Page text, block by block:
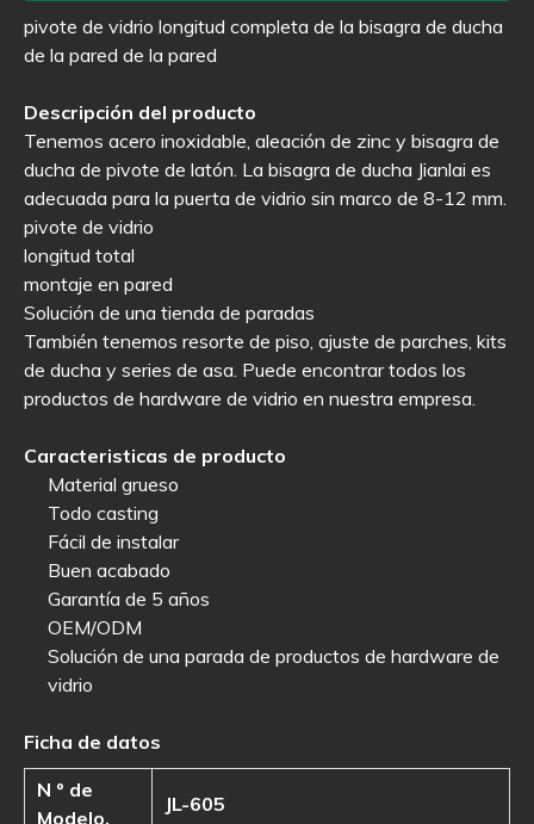
pivote de vidrio longitud completa de la bisagra de ducha
de la pared de la pared
Descripción del producto
Tenemos acero inoxidable, aleación de zinc y bisagra de
ducha de pivote de latón. La bisagra de ducha Jianlai es
adecuada para la puerta de vidrio sin marco de 8-12 mm.
pivote de vidrio
longitud total
montaje en pared
Solución de una tienda de paradas
También tenemos resorte de piso, ajuste de parches, kits
de ducha y series de asa. Puede encontrar todos los
productos de hardware de vidrio en nuestra empresa.
Caracteristicas de producto
Material grueso
Todo casting
Fácil de instalar
Buen acabado
Garantía de 5 años
OEM/ODM
Solución de una parada de productos de hardware de
vidrio
Ficha de datos
N º de
Modelo.
JL-605